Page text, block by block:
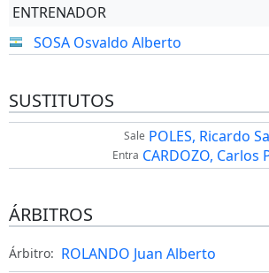
ENTRENADOR
SOSA Osvaldo Alberto
SUSTITUTOS
Sale POLES, Ricardo
Entra CARDOZO, Carlos
ÁRBITROS
Árbitro: ROLANDO Juan Alberto